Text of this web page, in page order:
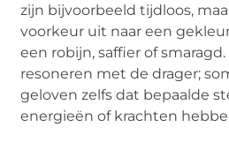
zijn bijvoorbeeld tijdloos,
voorkeur uit naar een
een robijn, saffier of
resoneren met de drager;
geloven zelfs dat bepaalde
energieën of krachten